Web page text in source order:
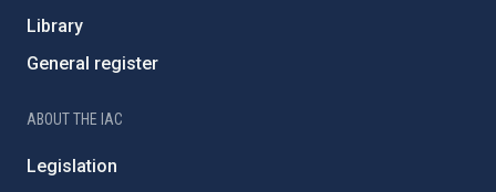
Library
General register
ABOUT THE IAC
Legislation